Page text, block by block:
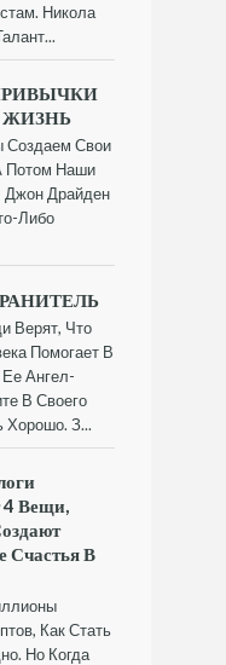
Никола
Создаем Свои
Потом Наши
Джон Драйден
Либо
Верят, Что
Помогает В
Ангел-
В Своего
Хорошо. З...
Вещи,
В
Как Стать
Но Когда